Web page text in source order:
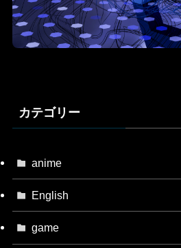
カテゴリー
anime
English
game